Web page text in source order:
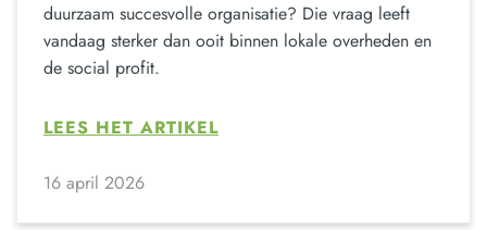
duurzaam succesvolle organisatie? Die vraag leeft
vandaag sterker dan ooit binnen lokale overheden en
de social profit.
LEES HET ARTIKEL
16 april 2026